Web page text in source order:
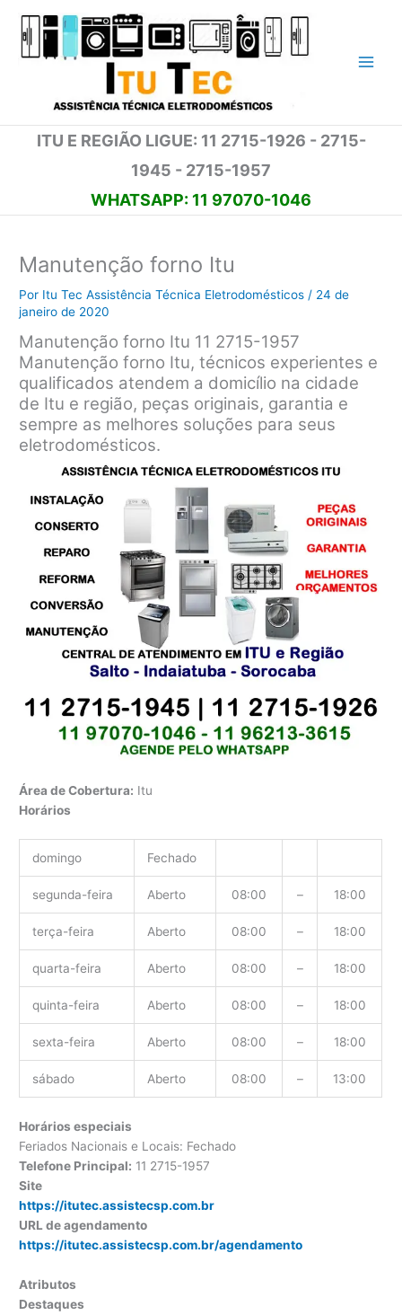
para
ITU E REGIÃO LIGUE: 11 2715-1926 - 2715-
1945 - 2715-1957
WHATSAPP: 11 97070-1046
Manutenção forno Itu
Por Itu Tec Assistência Técnica Eletrodomésticos / 24 de
janeiro de 2020
Manutenção forno Itu 11 2715-1957
Manutenção forno Itu, técnicos experientes e
qualificados atendem a domicílio na cidade
de Itu e região, peças originais, garantia e
sempre as melhores soluções para seus
eletrodomésticos.
Área de Cobertura: Itu
Horários
domingo Fechado
segunda-feira Aberto 08:00 – 18:00
terça-feira Aberto 08:00 – 18:00
quarta-feira Aberto 08:00 – 18:00
quinta-feira Aberto 08:00 – 18:00
sexta-feira Aberto 08:00 – 18:00
sábado Aberto 08:00 – 13:00
Horários especiais
Feriados Nacionais e Locais: Fechado
Telefone Principal: 11 2715-1957
Site
https://itutec.assistecsp.com.br
URL de agendamento
https://itutec.assistecsp.com.br/agendamento
Atributos
Destaques